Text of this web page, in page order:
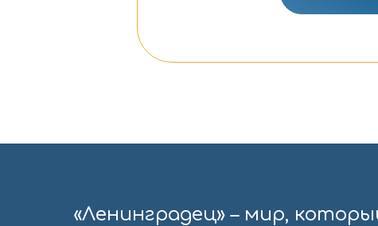
«Ленинградец» – мир,